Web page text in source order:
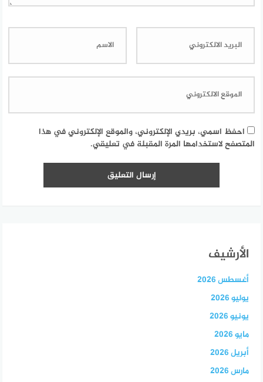
احفظ اسمي، بريدي الإلكتروني، والموقع الإلكتروني في هذا
المتصفح لاستخدامها المرة المقبلة في تعليقي.
الأرشيف
أغسطس 2026
يوليو 2026
يونيو 2026
مايو 2026
أبريل 2026
مارس 2026